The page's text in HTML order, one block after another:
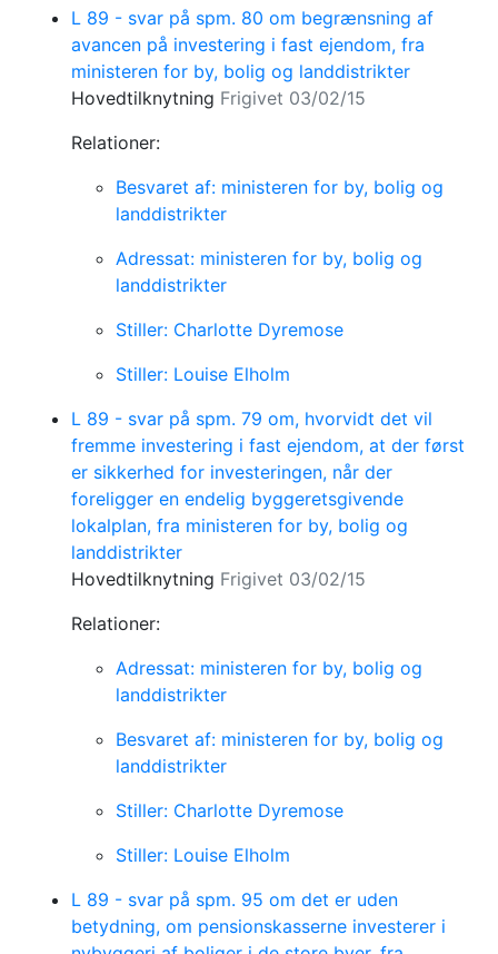
L 89 - svar på spm. 80 om begrænsning af
avancen på investering i fast ejendom, fra
ministeren for by, bolig og landdistrikter
Hovedtilknytning Frigivet 03/02/15
Relationer:
Besvaret af: ministeren for by, bolig og
landdistrikter
Adressat: ministeren for by, bolig og
landdistrikter
Stiller: Charlotte Dyremose
Stiller: Louise Elholm
L 89 - svar på spm. 79 om, hvorvidt det vil
fremme investering i fast ejendom, at der først
er sikkerhed for investeringen, når der
foreligger en endelig byggeretsgivende
lokalplan, fra ministeren for by, bolig og
landdistrikter
Hovedtilknytning Frigivet 03/02/15
Relationer:
Adressat: ministeren for by, bolig og
landdistrikter
Besvaret af: ministeren for by, bolig og
landdistrikter
Stiller: Charlotte Dyremose
Stiller: Louise Elholm
L 89 - svar på spm. 95 om det er uden
betydning, om pensionskasserne investerer i